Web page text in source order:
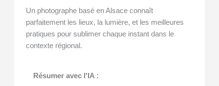
Un photographe basé en Alsace connaît
parfaitement les lieux, la lumière, et les meilleures
pratiques pour sublimer chaque instant dans le
contexte régional.
Résumer avec l'IA :